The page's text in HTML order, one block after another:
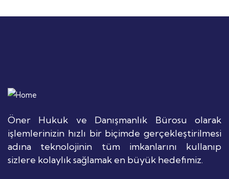
Öner Hukuk ve Danışmanlık Bürosu olarak
işlemlerinizin hızlı bir biçimde gerçekleştirilmesi
adına teknolojinin tüm imkanlarını kullanıp
sizlere kolaylık sağlamak en büyük hedefimiz.